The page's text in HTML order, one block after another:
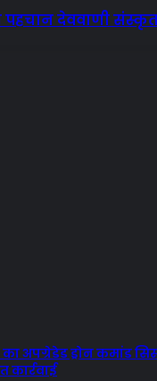
पहचान देववाणी
अपग्रेडेड ड्रोन कमांड
कार्रवाई